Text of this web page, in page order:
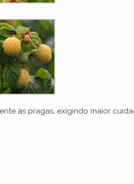
e
o
às pragas, exigindo maior